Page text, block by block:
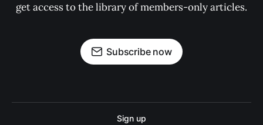
get access to the library of members-only articles.
Subscribe now
Sign up